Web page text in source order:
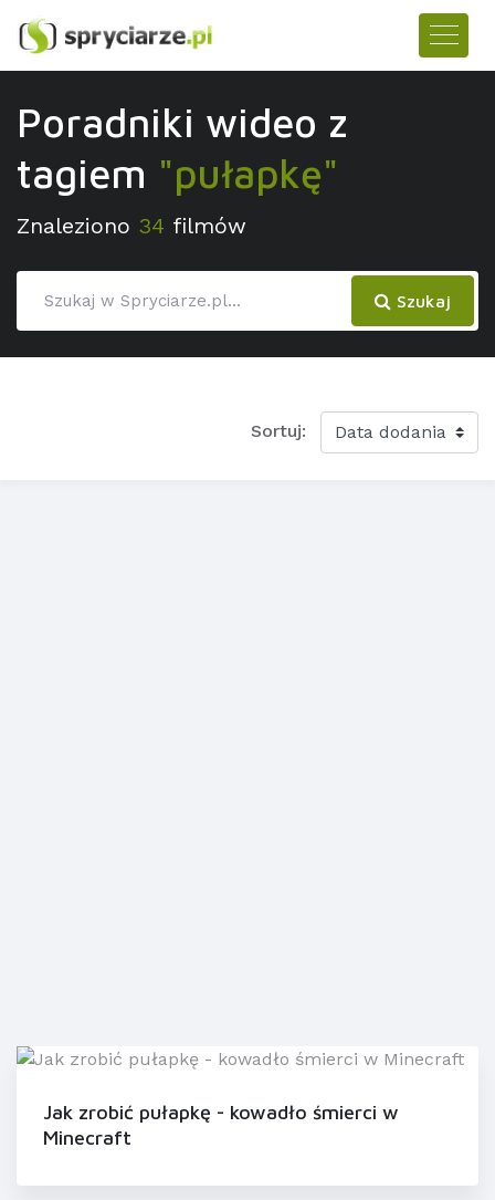
Poradniki wideo z
tagiem "pułapkę"
Znaleziono 34 filmów
Szukaj
Sortuj:
Jak zrobić pułapkę - kowadło śmierci w
Minecraft